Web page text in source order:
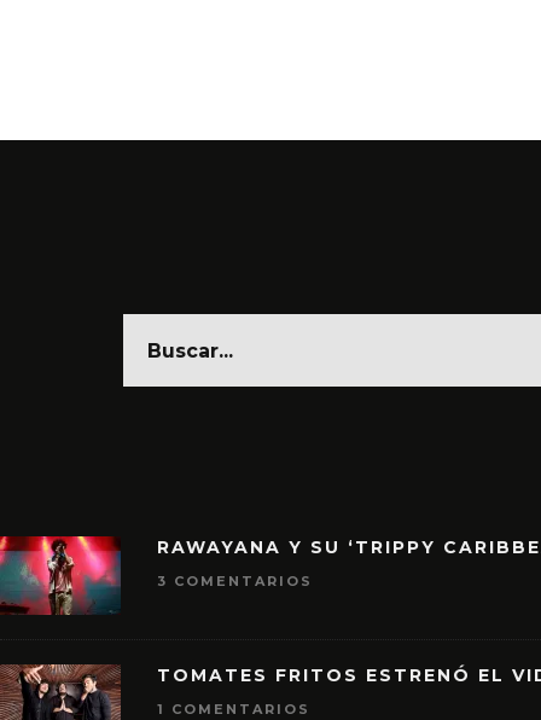
RAWAYANA Y SU ‘TRIPPY
3 COMENTARIOS
TOMATES FRITOS ESTRENÓ EL
1 COMENTARIOS